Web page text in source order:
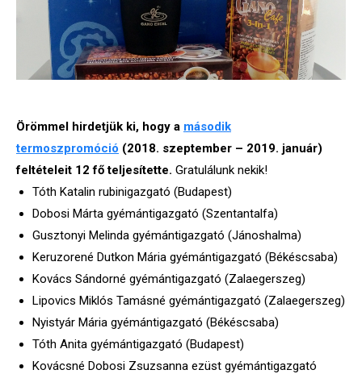
Örömmel hirdetjük ki, hogy a második
termoszpromóció (2018. szeptember – 2019. január)
feltételeit 12 fő teljesítette. Gratulálunk nekik!
Tóth Katalin rubinigazgató (Budapest)
Dobosi Márta gyémántigazgató (Szentantalfa)
Gusztonyi Melinda gyémántigazgató (Jánoshalma)
Keruzorené Dutkon Mária gyémántigazgató (Békéscsaba)
Kovács Sándorné gyémántigazgató (Zalaegerszeg)
Lipovics Miklós Tamásné gyémántigazgató (Zalaegerszeg)
Nyistyár Mária gyémántigazgató (Békéscsaba)
Tóth Anita gyémántigazgató (Budapest)
Kovácsné Dobosi Zsuzsanna ezüst gyémántigazgató